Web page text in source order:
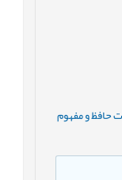
حافظ و مفهوم